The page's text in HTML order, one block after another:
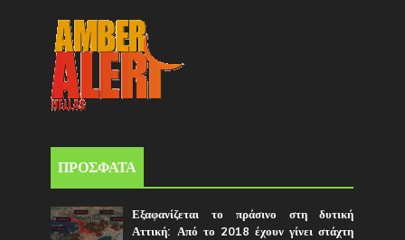
ΠΡΟΣΦΑΤΑ
Εξαφανίζεται το πράσινο στη δυτική
Αττική: Από το 2018 έχουν γίνει στάχτη